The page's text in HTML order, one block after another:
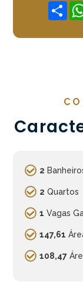
2
2 Quartos
1 Vagas
147,61
108,47